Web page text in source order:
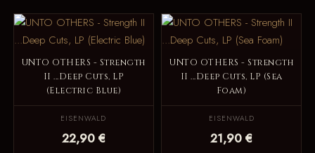
UNTO OTHERS - Strength
II ...Deep Cuts, LP
(Electric Blue)
EISENWALD
22,90 €
UNTO OTHERS - Strength
II ...Deep Cuts, LP (Sea
Foam)
EISENWALD
21,90 €